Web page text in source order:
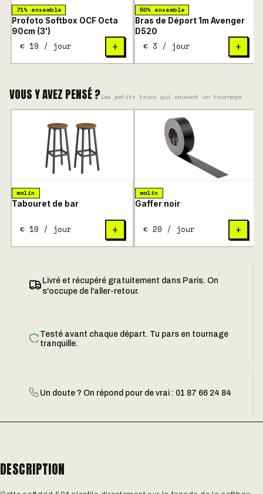
71% ensemble
Profoto Softbox OCF Octa
90cm (3')
€ 19 / jour +
50% ensemble
Bras de Déport 1m Avenger
D520
€ 3 / jour +
VOUS Y AVEZ PENSÉ ?les petits trucs qui sauvent un tournage
malin
Tabouret de bar
€ 10 / jour +
malin
Gaffer noir
€ 20 / jour +
Livré et récupéré gratuitement dans Paris. On
s'occupe de l'aller-retour.
Testé avant chaque départ. Tu pars en tournage
tranquille.
Un doute ? On répond pour de vrai : 01 87 66 24 84
DESCRIPTION